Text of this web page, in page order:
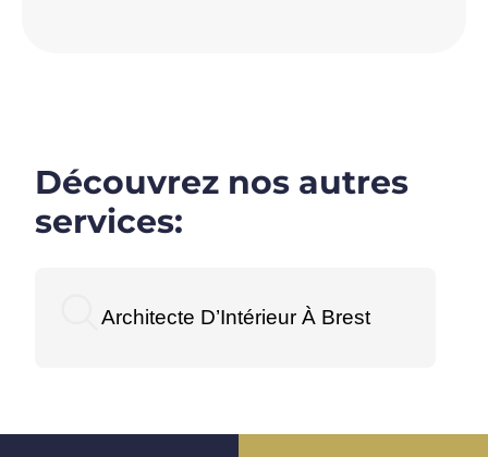
Découvrez nos autres
services:
Architecte D’Intérieur À Brest